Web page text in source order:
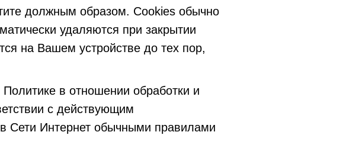
должным образом. Cookies обычно
удаляются при закрытии
на Вашем устройстве до тех пор,
в отношении обработки и
с действующим
Сети Интернет обычными правилами